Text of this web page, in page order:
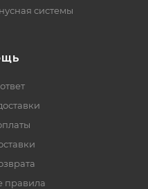
системы
правила